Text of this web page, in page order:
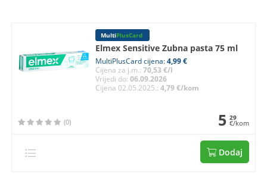
MultiPlusCard
Elmex Sensitive Zubna pasta 75 ml
MultiPlusCard cijena:4,99 €
Cijena za j.m.:70,53 €/l
Vrijedi do:06.09.2026
Cijena 02.05.2025.:4,79 €/kom
(0) 5 29
€/kom
Dodaj